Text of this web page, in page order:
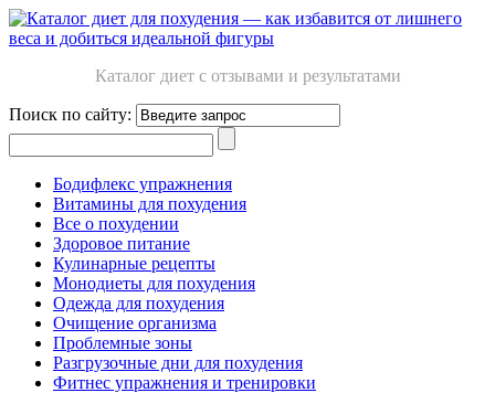
Каталог диет с отзывами и результатами
Поиск по сайту:
Бодифлекс упражнения
Витамины для похудения
Все о похудении
Здоровое питание
Кулинарные рецепты
Монодиеты для похудения
Одежда для похудения
Очищение организма
Проблемные зоны
Разгрузочные дни для похудения
Фитнес упражнения и тренировки